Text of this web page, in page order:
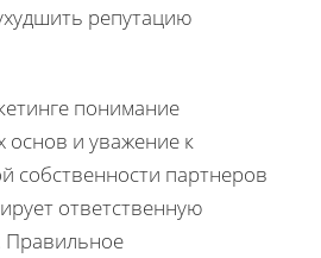
репутацию
понимание
основ и уважение к
собственности партнеров
ответственную
Правильное